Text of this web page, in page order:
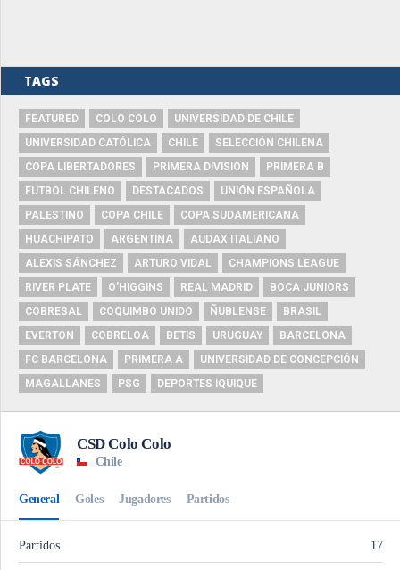
TAGS
FEATURED COLO COLO
UNIVERSIDAD DE CHILE
UNIVERSIDAD CATÓLICA
CHILE
SELECCIÓN CHILENA
COPA LIBERTADORES
PRIMERA DIVISIÓN
PRIMERA B
FUTBOL CHILENO
DESTACADOS
UNIÓN ESPAÑOLA
PALESTINO
COPA CHILE
COPA SUDAMERICANA
HUACHIPATO
ARGENTINA
AUDAX ITALIANO
ALEXIS SÁNCHEZ
ARTURO VIDAL
CHAMPIONS LEAGUE
RIVER PLATE
O'HIGGINS REAL MADRID
BOCA JUNIORS
COBRESAL
COQUIMBO UNIDO ÑUBLENSE
BRASIL
EVERTON
COBRELOA BETIS URUGUAY
BARCELONA
FC BARCELONA
PRIMERA A
UNIVERSIDAD DE CONCEPCIÓN
MAGALLANES
PSG DEPORTES IQUIQUE